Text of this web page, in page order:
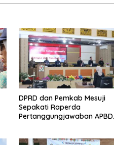
DPRD dan Pemkab Mesuji
Sepakati Raperda
Pertanggungjawaban APBD